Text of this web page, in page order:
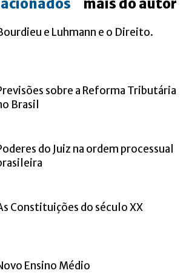
mais do autor
e Luhmann e o Direito.
sobre a Reforma Tributária
Brasil
do Juiz na ordem processual
Constituições do século XX
Ensino Médio